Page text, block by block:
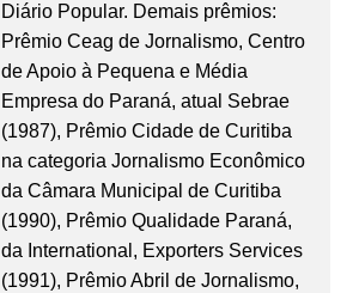
Diário Popular. Demais prêmios:
Prêmio Ceag de Jornalismo, Centro
de Apoio à Pequena e Média
Empresa do Paraná, atual Sebrae
(1987), Prêmio Cidade de Curitiba
na categoria Jornalismo Econômico
da Câmara Municipal de Curitiba
(1990), Prêmio Qualidade Paraná,
da International, Exporters Services
(1991), Prêmio Abril de Jornalismo,